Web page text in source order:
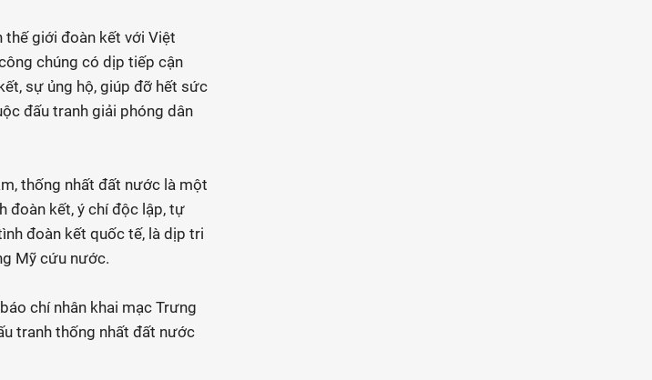
thế giới đoàn kết với Việt
chúng có dịp tiếp cận
sự ủng hộ, giúp đỡ hết sức
đấu tranh giải phóng dân
thống nhất đất nước là một
đoàn kết, ý chí độc lập, tự
đoàn kết quốc tế, là dịp tri
Mỹ cứu nước.
chí nhân khai mạc Trưng
tranh thống nhất đất nước